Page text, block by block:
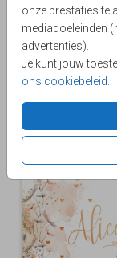
onze prestaties te
mediadoeleinden
advertenties).
Je kunt jouw
ons cookiebeleid